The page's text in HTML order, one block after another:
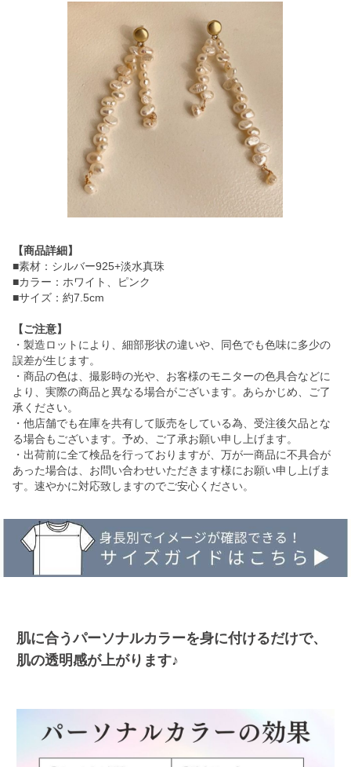
【商品詳細】
■素材：シルバー925+淡水真珠
■カラー：ホワイト、ピンク
■サイズ：約7.5cm
【ご注意】
・製造ロットにより、細部形状の違いや、同色でも色味に多少の
誤差が生じます。
・商品の色は、撮影時の光や、お客様のモニターの色具合などに
より、実際の商品と異なる場合がございます。あらかじめ、ご了
承ください。
・他店舗でも在庫を共有して販売をしている為、受注後欠品とな
る場合もございます。予め、ご了承お願い申し上げます。
・出荷前に全て検品を行っておりますが、万が一商品に不具合が
あった場合は、お問い合わせいただきます様にお願い申し上げま
す。速やかに対応致しますのでご安心ください。
肌に合うパーソナルカラーを身に付けるだけで、
肌の透明感が上がります♪